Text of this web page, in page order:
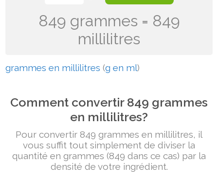
849 grammes = 849
millilitres
grammes en millilitres (g en ml)
Comment convertir 849 grammes
en millilitres?
Pour convertir 849 grammes en millilitres, il
vous suffit tout simplement de diviser la
quantité en grammes (849 dans ce cas) par la
densité de votre ingrédient.